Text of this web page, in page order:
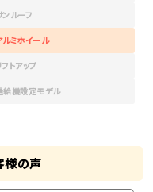
ンルーフ
ルミホイール
フトアップ
給機設定モデル
様の声